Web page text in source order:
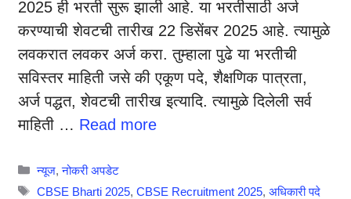
2025 ही भरती सुरू झाली आहे. या भरतीसाठी अर्ज
करण्याची शेवटची तारीख 22 डिसेंबर 2025 आहे. त्यामुळे
लवकरात लवकर अर्ज करा. तुम्हाला पुढे या भरतीची
सविस्तर माहिती जसे की एकूण पदे, शैक्षणिक पात्रता,
अर्ज पद्धत, शेवटची तारीख इत्यादि. त्यामुळे दिलेली सर्व
माहिती … Read more
Categories
न्यूज,नोकरी अपडेट
Tags
CBSE Bharti 2025, CBSE Recruitment 2025, अधिकारी पदे